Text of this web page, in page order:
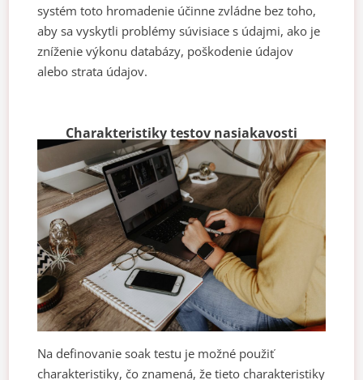
systém toto hromadenie účinne zvládne bez toho,
aby sa vyskytli problémy súvisiace s údajmi, ako je
zníženie výkonu databázy, poškodenie údajov
alebo strata údajov.
Charakteristiky testov nasiakavosti
Na definovanie soak testu je možné použiť
charakteristiky, čo znamená, že tieto charakteristiky